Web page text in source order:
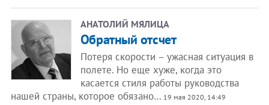
АНАТОЛИЙ МЯЛИЦА
Обратный отсчет
Потеря скорости – ужасная ситуация в
полете. Но еще хуже, когда это
касается стиля работы руководства
нашей страны, которое обязано… 19 мая 2020, 14:49